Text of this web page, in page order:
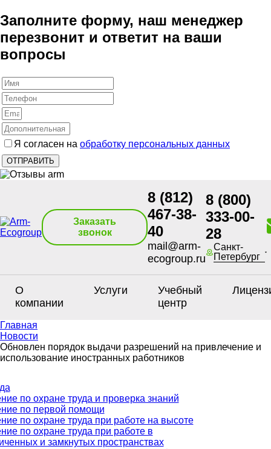
Заполните форму, наш менеджер
перезвонит и ответит на ваши
вопросы
Я согласен на обработку персональных данных
Заказать
звонок
8 (812)
467-38-
40
mail@arm-
ecogroup.ru
8 (800)
333-00-
28
Санкт-
Петербург
О
компании
Услуги
Учебный
центр
Главная
Новости
Обновлен порядок выдачи разрешений на привлечение и
использование иностранных работников
по охране труда и проверка знаний
по первой помощи
по охране труда при работе на высоте
по охране труда при работе в
и замкнутых пространствах